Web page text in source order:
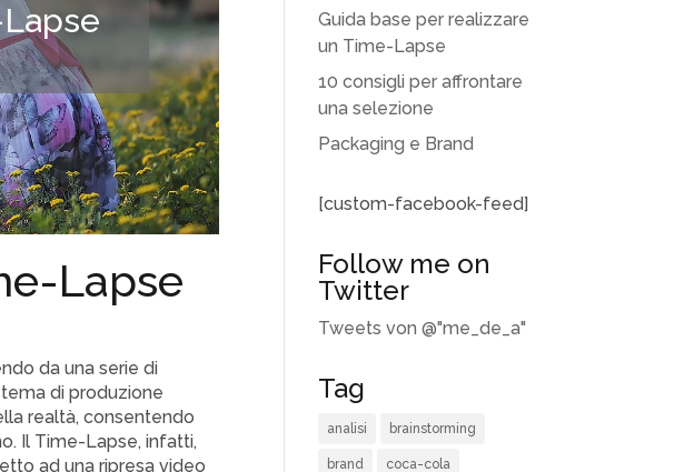
Lapse
da una serie di
di produzione
realtà, consentendo
Il Time-Lapse, infatti,
ad una ripresa video
Guida base per realizzare
un Time-Lapse
10 consigli per affrontare
una selezione
Packaging e Brand
[custom-facebook-feed]
Follow me on
Twitter
Tweets von @"me_de_a"
Tag
analisi brainstorming
brand coca-cola